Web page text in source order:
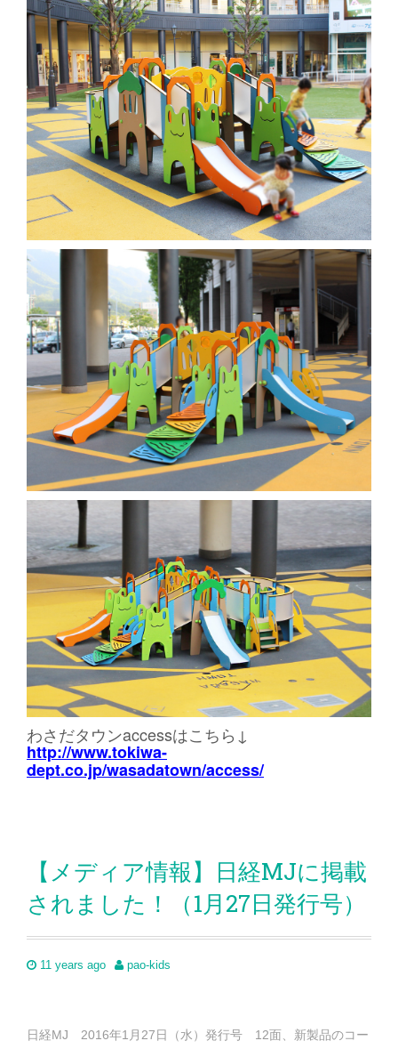
わさだタウンaccessはこちら↓
http://www.tokiwa-
dept.co.jp/wasadatown/access/
【メディア情報】日経MJに掲載
されました！（1月27日発行号）
11 years ago pao-kids
日経MJ 2016年1月27日（水）発行号 12面、新製品のコー